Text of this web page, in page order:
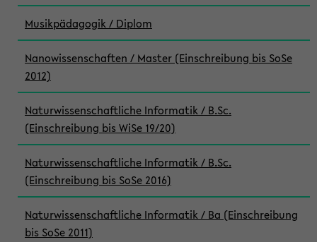
Musikpädagogik / Diplom
Nanowissenschaften / Master (Einschreibung bis SoSe
2012)
Naturwissenschaftliche Informatik / B.Sc.
(Einschreibung bis WiSe 19/20)
Naturwissenschaftliche Informatik / B.Sc.
(Einschreibung bis SoSe 2016)
Naturwissenschaftliche Informatik / Ba (Einschreibung
bis SoSe 2011)